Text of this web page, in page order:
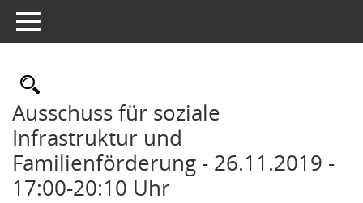
Toggle navigation
Rechercheauswahl
Ausschuss für soziale
Infrastruktur und
Familienförderung - 26.11.2019 -
17:00-20:10 Uhr